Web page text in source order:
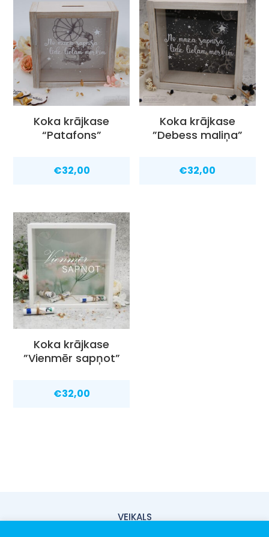
Koka krājkase
“Patafons”
€32,00
Koka krājkase
”Debess maliņa”
€32,00
Koka krājkase
”Vienmēr sapņot”
€32,00
VEIKALS